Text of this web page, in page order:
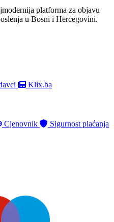
platforma za objavu
u Bosni i Hercegovini.
Klix.ba
Cjenovnik Sigurnost plaćanja